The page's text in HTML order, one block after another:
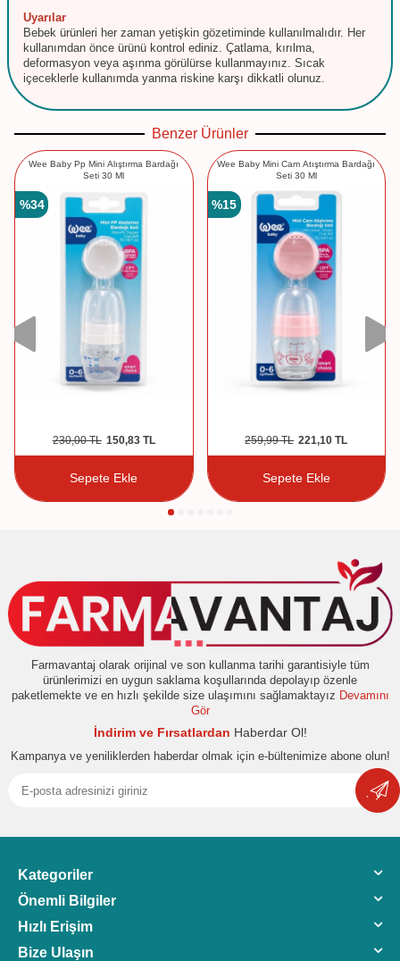
Uyarılar
Bebek ürünleri her zaman yetişkin gözetiminde kullanılmalıdır. Her
kullanımdan önce ürünü kontrol ediniz. Çatlama, kırılma,
deformasyon veya aşınma görülürse kullanmayınız. Sıcak
içeceklerle kullanımda yanma riskine karşı dikkatli olunuz.
Benzer Ürünler
Wee Baby Pp Mini Alıştırma Bardağı
Seti 30 Ml
%34
230,00TL 150,83TL
Sepete Ekle
Wee Baby Mini Cam Atıştırma Bardağı
Seti 30 Ml
%15
259,99TL 221,10 TL
Sepete Ekle
Farmavantaj olarak orijinal ve son kullanma tarihi garantisiyle tüm
ürünlerimizi en uygun saklama koşullarında depolayıp özenle
paketlemekte ve en hızlı şekilde size ulaşımını sağlamaktayız Devamını
Gör
İndirim ve Fırsatlardan Haberdar Ol!
Kampanya ve yeniliklerden haberdar olmak için e-bültenimize abone olun!
Kategoriler
Önemli Bilgiler
Hızlı Erişim
Bize Ulaşın